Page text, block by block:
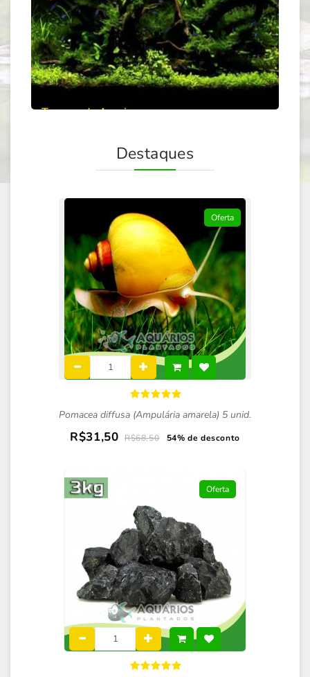
Troncos de Aroeira
Troncos são uma das melhores escolha para plantados.
Destaques
Oferta
Pomacea diffusa (Ampulária amarela) 5 unid.
R$31,50 R$68,50 54% de desconto
Oferta